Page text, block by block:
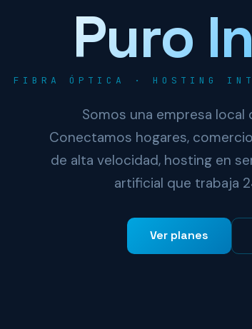
Puro
FIBRA ÓPTICA · HOSTING
Somos una empresa
Conectamos hogares,
de alta velocidad, hosting en
artificial que trabaja
Ver planes